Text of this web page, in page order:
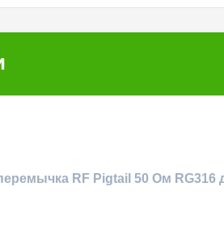
RF Pigtail 50 Ом RG316